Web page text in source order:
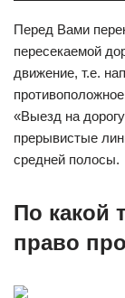
Перед Вами
пересекаемой
движение, т.е.
«Выезд на
прерывистые
средней полосы.
По какой
право